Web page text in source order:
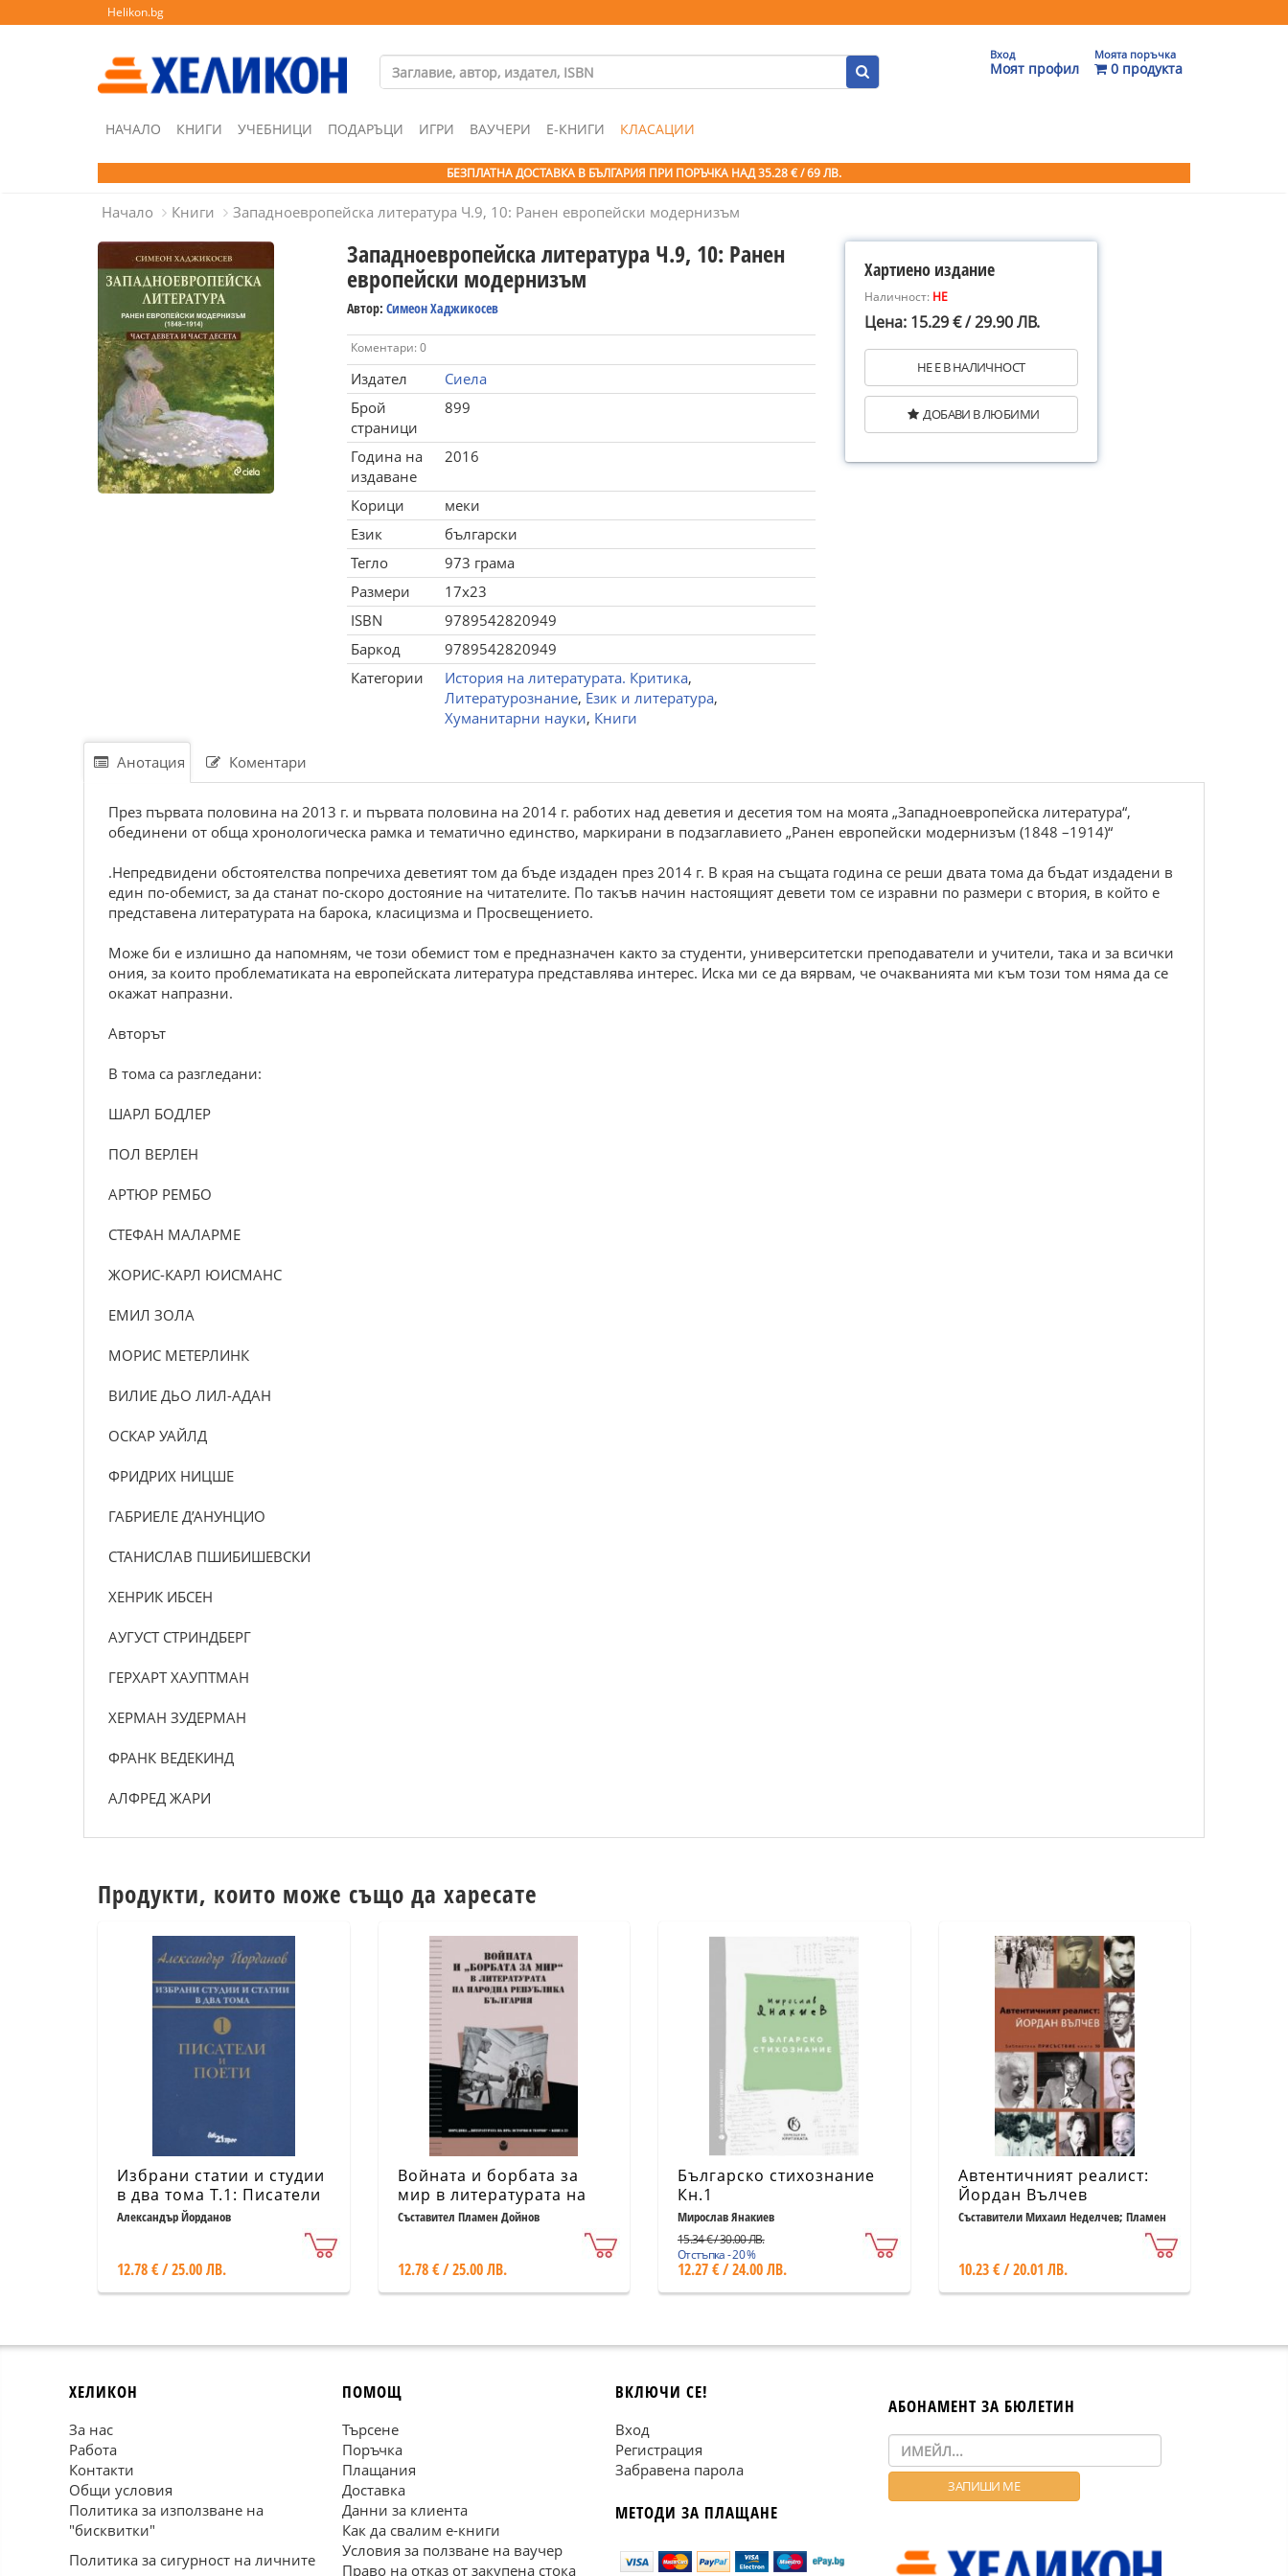
Helikon.bg
Вход
Моят профил
Моята поръчка
0 продукта
НАЧАЛО КНИГИ УЧЕБНИЦИ ПОДАРЪЦИ ИГРИ ВАУЧЕРИ Е-КНИГИ КЛАСАЦИИ
БЕЗПЛАТНА ДОСТАВКА В БЪЛГАРИЯ ПРИ ПОРЪЧКА НАД 35.28 € / 69 ЛВ.
Начало Книги Западноевропейска литература Ч.9, 10: Ранен европейски модернизъм
Западноевропейска литература Ч.9, 10: Ранен
европейски модернизъм
Автор: Симеон Хаджикосев
Коментари: 0
Издател
Сиела
Брой
страници
899
Година на
издаване
2016
Корици
меки
Език
български
Тегло
973 грама
Размери
17x23
ISBN
9789542820949
Баркод
9789542820949
Категории
История на литературата. Критика,
Литературознание, Език и литература,
Хуманитарни науки, Книги
Хартиено издание
Наличност: НЕ
Цена: 15.29 € / 29.90 ЛВ.
НЕ Е В НАЛИЧНОСТ
ДОБАВИ В ЛЮБИМИ
Анотация Коментари
През първата половина на 2013 г. и първата половина на 2014 г. работих над деветия и десетия том на моята „Западноевропейска лите­ратура“,
обединени от обща хронологическа рамка и тематично един­ство, маркирани в подзаглавието „Ранен европейски модернизъм (1848 –1914)“
.Непредвидени обстоятелства попречиха деветият том да бъде изда­ден през 2014 г. В края на същата година се реши двата тома да бъдат издадени в
един по-обемист, за да станат по-скоро достояние на читателите. По такъв начин настоящият девети том се изравни по размери с втория, в който е
представена литературата на барока, класицизма и Просвещението.
Може би е излишно да напомням, че този обемист том е предназначен както за студенти, университетски преподаватели и учители, така и за всички
ония, за които проблематиката на европейската литература представлява интерес. Иска ми се да вярвам, че очакванията ми към този том няма да се
окажат напразни.
Авторът
В тома са разгледани:
ШАРЛ БОДЛЕР
ПОЛ ВЕРЛЕН
АРТЮР РЕМБО
СТЕФАН МАЛАРМЕ
ЖОРИС-КАРЛ ЮИСМАНС
ЕМИЛ ЗОЛА
МОРИС МЕТЕРЛИНК
ВИЛИЕ ДЬО ЛИЛ-АДАН
ОСКАР УАЙЛД
ФРИДРИХ НИЦШЕ
ГАБРИЕЛЕ Д’АНУНЦИО
СТАНИСЛАВ ПШИБИШЕВСКИ
ХЕНРИК ИБСЕН
АУГУСТ СТРИНДБЕРГ
ГЕРХАРТ ХАУПТМАН
ХЕРМАН ЗУДЕРМАН
ФРАНК ВЕДЕКИНД
АЛФРЕД ЖАРИ
Продукти, които може също да харесате
Избрани статии и студии
в два тома Т.1: Писатели
и поети
Александър Йорданов
12.78 € / 25.00 ЛВ.
Войната и борбата за
мир в литературата на
НРБ
Съставител Пламен Дойнов
12.78 € / 25.00 ЛВ.
Българско стихознание
Кн.1
Мирослав Янакиев
15.34 € / 30.00 ЛВ.
Отстъпка - 20 %
12.27 € / 24.00 ЛВ.
Автентичният реалист:
Йордан Вълчев
Съставители Михаил Неделчев; Пламен
10.23 € / 20.01 ЛВ.
ХЕЛИКОН
За нас
Работа
Контакти
Общи условия
Политика за използване на
"бисквитки"
Политика за сигурност на личните
ПОМОЩ
Търсене
Поръчка
Плащания
Доставка
Данни за клиента
Как да свалим е-книги
Условия за ползване на ваучер
Право на отказ от закупена стока
ВКЛЮЧИ СЕ!
Вход
Регистрация
Забравена парола
МЕТОДИ ЗА ПЛАЩАНЕ
АБОНАМЕНТ ЗА БЮЛЕТИН